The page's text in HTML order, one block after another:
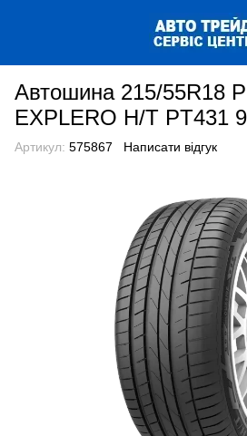
Автошина 215/55R18
EXPLERO H/T PT431
Артикул: 575867 Написати відгук